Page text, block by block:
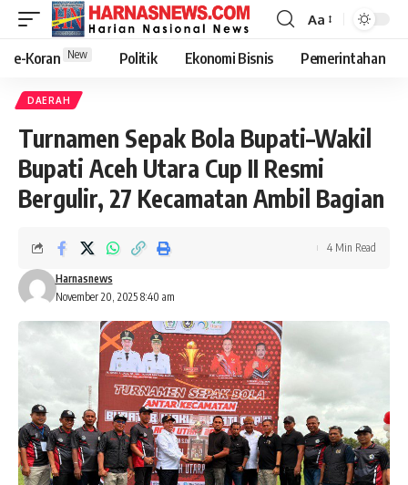
Aa
e-Koran New Politik Ekonomi Bisnis Pemerintahan
DAERAH
Turnamen Sepak Bola Bupati–Wakil
Bupati Aceh Utara Cup II Resmi
Bergulir, 27 Kecamatan Ambil Bagian
November 20, 2025 8:40 am
Harnasnews
4 Min Read